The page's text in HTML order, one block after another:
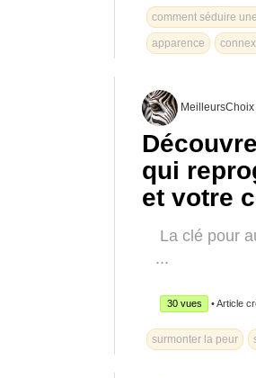
comment séduire
apparence
MeilleursChoix
qui
et votre
La clé pour
...
30 vues • Article
surmonter la peur